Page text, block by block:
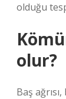
olduğu
olur?
Baş